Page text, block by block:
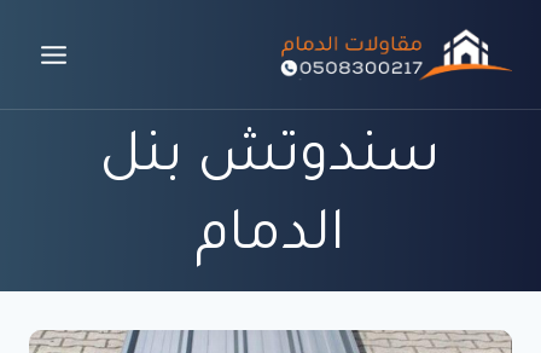
سندوتش بنل
الدمام